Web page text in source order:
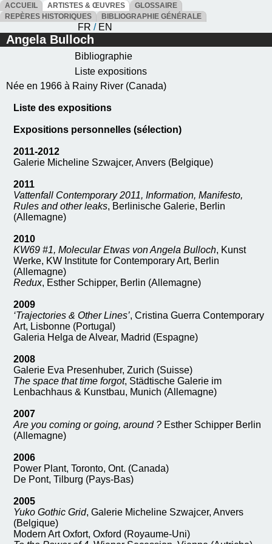
ACCUEIL ARTISTES & ŒUVRES
GLOSSAIRE
REPÈRES HISTORIQUES
BIBLIOGRAPHIE GÉNÉRALE
FR / EN
Angela Bulloch